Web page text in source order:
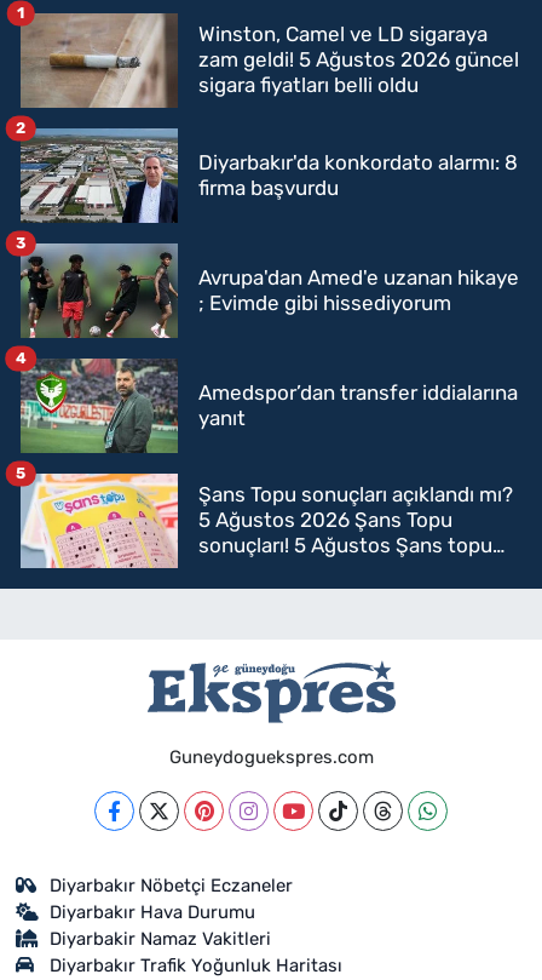
Winston, Camel ve LD sigaraya
zam geldi! 5 Ağustos 2026 güncel
sigara fiyatları belli oldu
1
Diyarbakır'da konkordato alarmı: 8
firma başvurdu
2
Avrupa'dan Amed'e uzanan hikaye
; Evimde gibi hissediyorum
3
Amedspor’dan transfer iddialarına
yanıt
4
Şans Topu sonuçları açıklandı mı?
5 Ağustos 2026 Şans Topu
sonuçları! 5 Ağustos Şans topu
5
Guneydoguekspres.com
Diyarbakır Nöbetçi Eczaneler
Diyarbakır Hava Durumu
Diyarbakir Namaz Vakitleri
Diyarbakır Trafik Yoğunluk Haritası